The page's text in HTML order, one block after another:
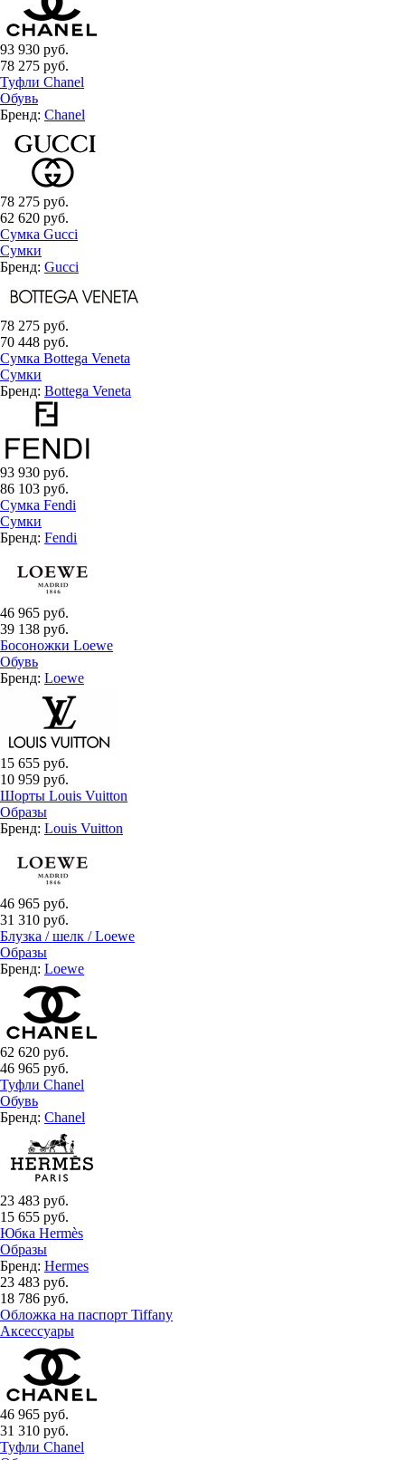
93 930 руб.
78 275 руб.
Туфли Chanel
Обувь
Бренд: Chanel
78 275 руб.
62 620 руб.
Сумка Gucci
Сумки
Бренд: Gucci
78 275 руб.
70 448 руб.
Сумка Bottega Veneta
Сумки
Бренд: Bottega Veneta
93 930 руб.
86 103 руб.
Сумка Fendi
Сумки
Бренд: Fendi
46 965 руб.
39 138 руб.
Босоножки Loewe
Обувь
Бренд: Loewe
15 655 руб.
10 959 руб.
Шорты Louis Vuitton
Образы
Бренд: Louis Vuitton
46 965 руб.
31 310 руб.
Блузка / шелк / Loewe
Образы
Бренд: Loewe
62 620 руб.
46 965 руб.
Туфли Chanel
Обувь
Бренд: Chanel
23 483 руб.
15 655 руб.
Юбка Hermès
Образы
Бренд: Hermes
23 483 руб.
18 786 руб.
Обложка на паспорт Tiffany
Аксессуары
46 965 руб.
31 310 руб.
Туфли Chanel